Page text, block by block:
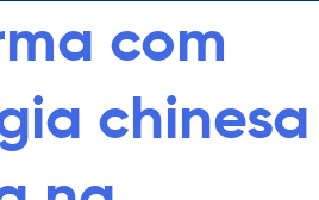
com
chinesa